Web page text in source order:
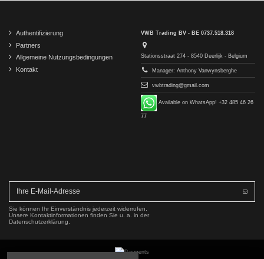
Authentifizierung
Partners
Allgemeine Nutzungsbedingungen
Kontakt
VWB Trading BV - BE 0737.518.318
Stationsstraat 274 - 8540 Deerlijk - Belgium
Manager: Anthony Vanwynsberghe
vwbtrading@gmail.com
Available on WhatsApp! +32 485 46 26
77
Sie können Ihr Einverständnis jederzeit widerrufen.
Unsere Kontaktinformationen finden Sie u. a. in der
Datenschutzerklärung.